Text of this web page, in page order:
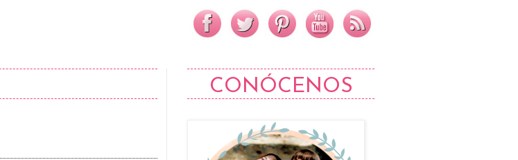
CONÓCENOS